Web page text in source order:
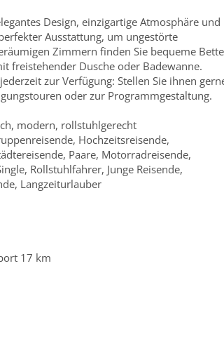
Design, einzigartige Atmosphäre und
Ausstattung, um ungestörte
Zimmern finden Sie bequeme
freistehender Dusche oder Badewanne.
zur Verfügung: Stellen Sie ihnen
oder zur Programmgestaltung.
modern, rollstuhlgerecht
Hochzeitsreisende,
Paare, Motorradreisende,
Rollstuhlfahrer, Junge Reisende,
Langzeiturlauber
17 km